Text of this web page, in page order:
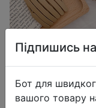
Підпишись
Бот для
вашого товару